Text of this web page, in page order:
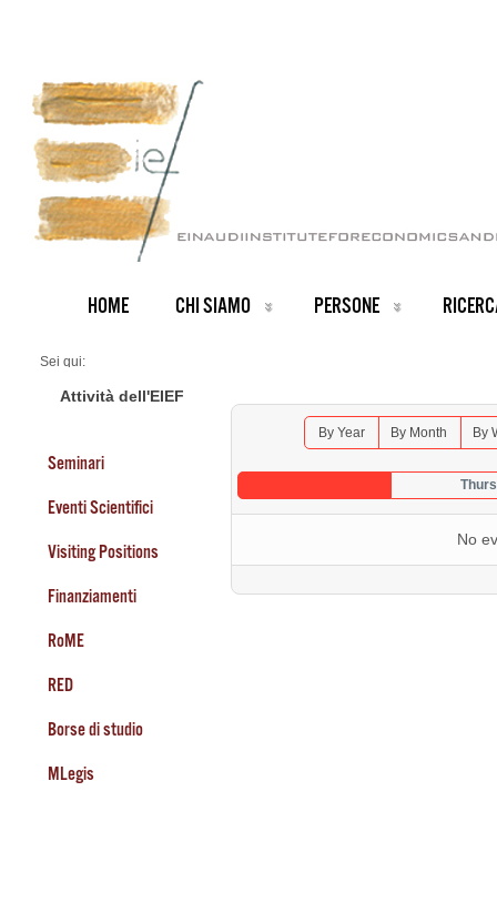
HOME CHI SIAMO PERSONE
Sei qui:
Seminars 2026
Attività dell'EIEF
Seminari
Eventi Scientifici
Visiting Positions
Finanziamenti
RoME
RED
Borse di studio
MLegis
By Year By Month By
No